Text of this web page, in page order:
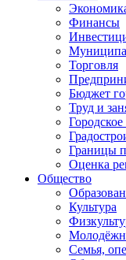
Финансы
Торговля
Бюджет
Труд и
Городское
Границы
Оценка
Общество
Культура
Семья,